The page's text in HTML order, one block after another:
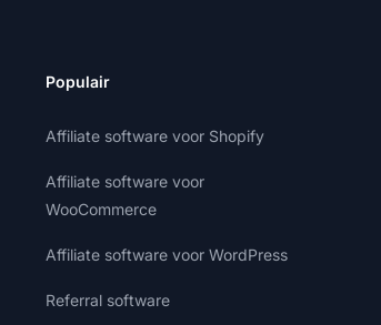
Populair
Affiliate software voor Shopify
Affiliate software voor
WooCommerce
Affiliate software voor WordPress
Referral software